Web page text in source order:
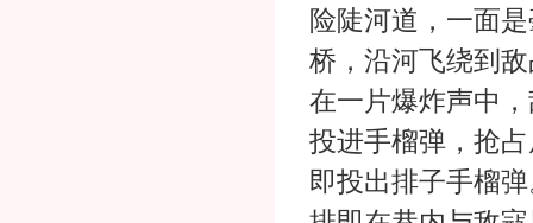
险陡河道，一面
桥，沿河飞绕到
在一片爆炸声中
投进手榴弹，抢
即投出排子手榴